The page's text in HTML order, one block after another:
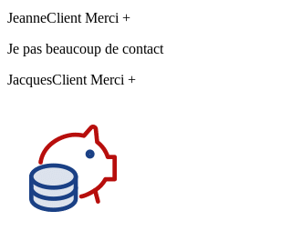
JeanneClient Merci +
Je pas beaucoup de contact
JacquesClient Merci +